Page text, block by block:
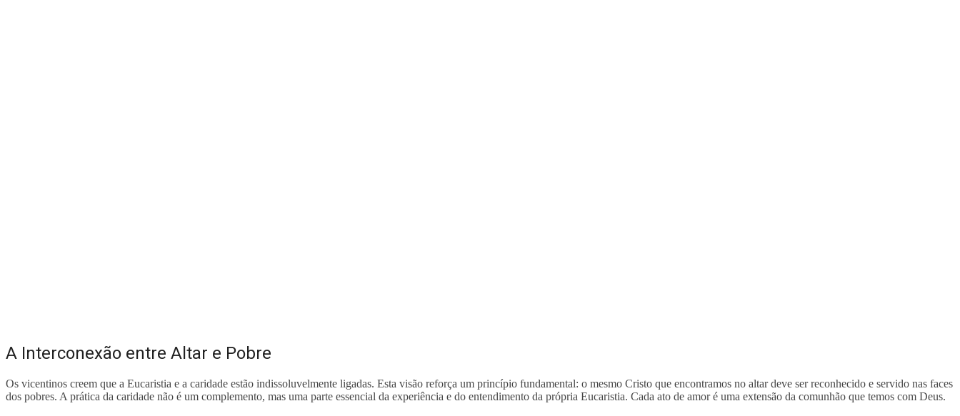
A Interconexão entre Altar e Pobre
Os vicentinos creem que a Eucaristia e a caridade estão indissoluvelmente ligadas. Esta visão reforça um princípio fundamental: o mesmo Cristo que encontramos no altar deve ser reconhecido e servido nas faces
dos pobres. A prática da caridade não é um complemento, mas uma parte essencial da experiência e do entendimento da própria Eucaristia. Cada ato de amor é uma extensão da comunhão que temos com Deus.